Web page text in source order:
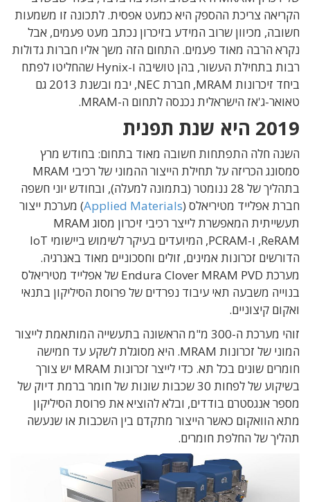
הקריאה צריכת ההספק היא כמעט אפסית. לתכונה זו משמעות
חשובה, מכיוון שרוב המידע בזיכרון נכתב מעט פעמים, אבל
נקרא הרבה מאוד פעמים. התחום הזה משך אליו חברות גדולות
רבות בתחילת העשור, בהן טושיבה ו-Hynix שהחליטו לפתח
ביחד זיכרונות MRAM, חברת NEC, יבמ ובשנת 2013 גם
טאואר-ג'אז הישראלית נכנסה לתחום ה-MRAM.
2019 היא שנת תפנית
השנה חלה התפתחות חשובה מאוד בתחום: בחודש מרץ
סמסונג הכריזה על תחילת הייצור ההמוני של רכיבי MRAM
בתהליך של 28 ננומטר (בתמונה למעלה), ובחודש יוני חשפה
חברת אפלייד מטיריאלס (Applied Materials) מערכת ייצור
תעשייתית המאפשרת לייצר רכיבי זיכרון מסוג MRAM
,ReRAM ו-PCRAM, המיועדים בעיקר לשימוש ביישומי IoT
הדורשים זכרונות אמינים, זולים וחסכוניים מאוד באנרגיה.
מערכת Endura Clover MRAM PVD של אפלייד מטיריאלס
בנוייה משבעה תאי עיבוד נפרדים של פרוסת הסיליקון בתנאי
ואקום קיצוניים.
זוהי מערכת ה-300 מ"מ הראשונה בתעשייה המותאמת לייצור
המוני של זכרונות MRAM. היא מסוגלת לשקע עד חמישה
חומרים שונים בכל תא. כדי לייצר זכרונות MRAM יש צורך
בשיקוע של לפחות 30 שכבות שונות של חומר ברמת דיוק של
מספר אנגסטרם בודדים, ובלא להוציא את פרוסת הסיליקון
מתא הוואקום כאשר הייצור מתקדם בין השכבות או שנעשה
תהליך של החלפת חומרים.